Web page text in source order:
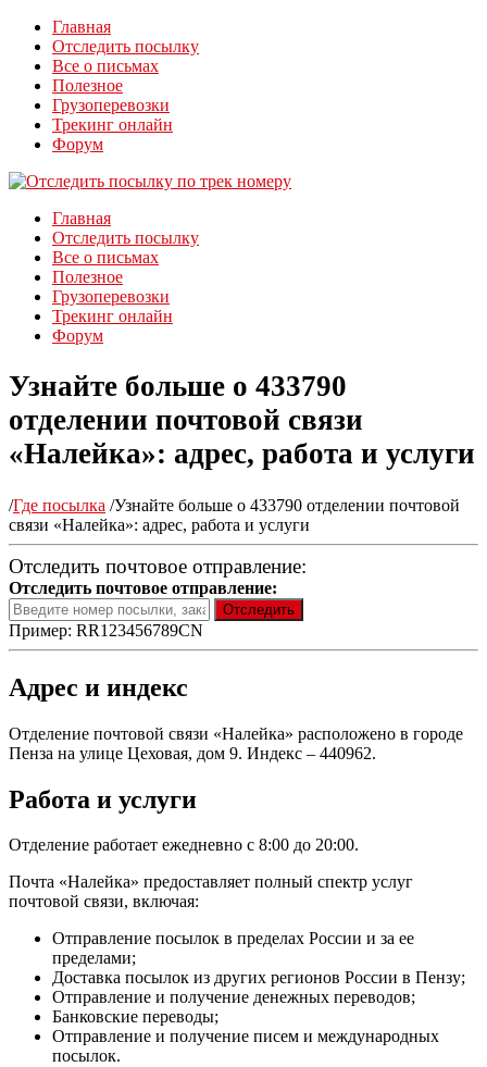
Главная
Отследить посылку
Все о письмах
Полезное
Грузоперевозки
Трекинг онлайн
Форум
Главная
Отследить посылку
Все о письмах
Полезное
Грузоперевозки
Трекинг онлайн
Форум
Узнайте больше о 433790
отделении почтовой связи
«Налейка»: адрес, работа и услуги
/Где посылка /Узнайте больше о 433790 отделении почтовой
связи «Налейка»: адрес, работа и услуги
Отследить почтовое отправление:
Отследить почтовое отправление:
Пример: RR123456789CN
Адрес и индекс
Отделение почтовой связи «Налейка» расположено в городе
Пенза на улице Цеховая, дом 9. Индекс – 440962.
Работа и услуги
Отделение работает ежедневно с 8:00 до 20:00.
Почта «Налейка» предоставляет полный спектр услуг
почтовой связи, включая:
Отправление посылок в пределах России и за ее
пределами;
Доставка посылок из других регионов России в Пензу;
Отправление и получение денежных переводов;
Банковские переводы;
Отправление и получение писем и международных
посылок.